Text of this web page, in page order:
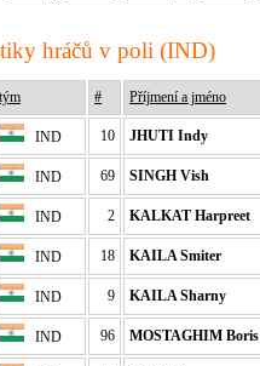
hráčů v poli (IND)
tým # Příjmení a jméno
IND 10 JHUTI Indy
IND 69 SINGH Vish
IND 2 KALKAT Harpreet
IND 18 KAILA Smiter
IND 9 KAILA Sharny
IND 96 MOSTAGHIM Boris